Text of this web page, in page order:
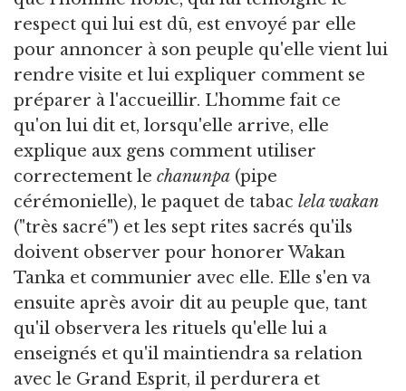
respect qui lui est dû, est envoyé par elle
pour annoncer à son peuple qu'elle vient lui
rendre visite et lui expliquer comment se
préparer à l'accueillir. L'homme fait ce
qu'on lui dit et, lorsqu'elle arrive, elle
explique aux gens comment utiliser
correctement le chanunpa (pipe
cérémonielle), le paquet de tabac lela wakan
("très sacré") et les sept rites sacrés qu'ils
doivent observer pour honorer Wakan
Tanka et communier avec elle. Elle s'en va
ensuite après avoir dit au peuple que, tant
qu'il observera les rituels qu'elle lui a
enseignés et qu'il maintiendra sa relation
avec le Grand Esprit, il perdurera et